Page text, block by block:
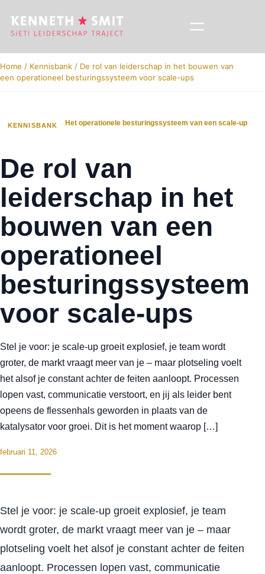
Home / Kennisbank / De rol van leiderschap in het bouwen van
een operationeel besturingssysteem voor scale-ups
KENNISBANK Het operationele besturingssysteem van een scale‑up
De rol van
leiderschap in het
bouwen van een
operationeel
besturingssysteem
voor scale-ups
Stel je voor: je scale-up groeit explosief, je team wordt
groter, de markt vraagt meer van je – maar plotseling voelt
het alsof je constant achter de feiten aanloopt. Processen
lopen vast, communicatie verstoort, en jij als leider bent
opeens de flessenhals geworden in plaats van de
katalysator voor groei. Dit is het moment waarop […]
februari 11, 2026
Stel je voor: je scale-up groeit explosief, je team
wordt groter, de markt vraagt meer van je – maar
plotseling voelt het alsof je constant achter de feiten
aanloopt. Processen lopen vast, communicatie